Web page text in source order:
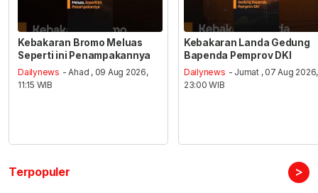
Kebakaran Bromo Meluas
Seperti ini Penampakannya
Dailynews - Ahad , 09 Aug 2026,
11:15 WIB
Kebakaran Landa Gedung
Bapenda Pemprov DKI
Dailynews - Jumat , 07 Aug 2026,
23:00 WIB
Terpopuler >